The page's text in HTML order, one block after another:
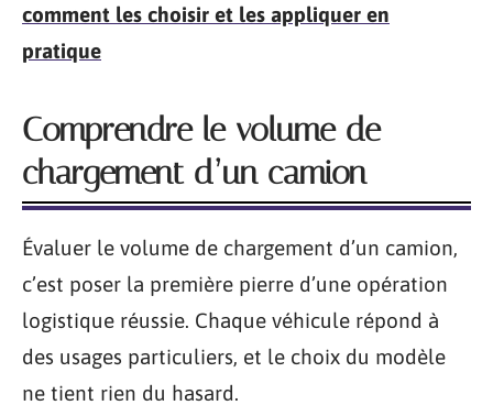
comment les choisir et les appliquer en
pratique
Comprendre le volume de
chargement d’un camion
Évaluer le volume de chargement d’un camion,
c’est poser la première pierre d’une opération
logistique réussie. Chaque véhicule répond à
des usages particuliers, et le choix du modèle
ne tient rien du hasard.